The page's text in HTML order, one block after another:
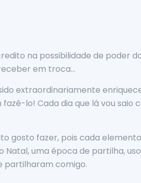
na possibilidade de poder
em troca…
extraordinariamente
lo! Cada dia que lá vou saio
gosto fazer, pois cada
uma época de partilha,
partilharam comigo.